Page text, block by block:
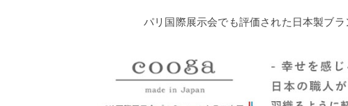
パリ国際展示会でも評価された日本製ブ